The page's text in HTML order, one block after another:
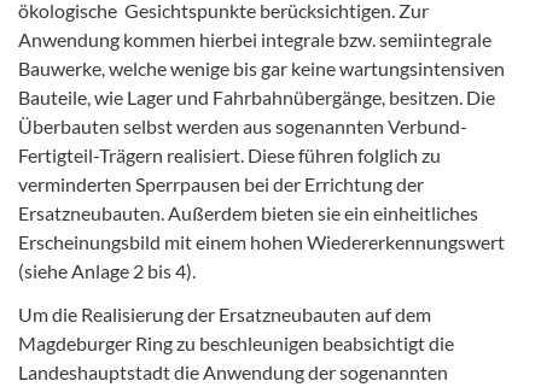
ökologische Gesichtspunkte berücksichtigen. Zur
Anwendung kommen hierbei integrale bzw. semiintegrale
Bauwerke, welche wenige bis gar keine wartungsintensiven
Bauteile, wie Lager und Fahrbahnübergänge, besitzen. Die
Überbauten selbst werden aus sogenannten Verbund-
Fertigteil-Trägern realisiert. Diese führen folglich zu
verminderten Sperrpausen bei der Errichtung der
Ersatzneubauten. Außerdem bieten sie ein einheitliches
Erscheinungsbild mit einem hohen Wiedererkennungswert
(siehe Anlage 2 bis 4).
Um die Realisierung der Ersatzneubauten auf dem
Magdeburger Ring zu beschleunigen beabsichtigt die
Landeshauptstadt die Anwendung der sogenannten